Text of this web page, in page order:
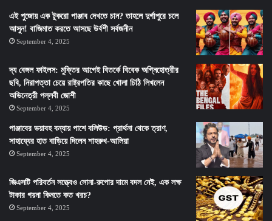
এই পুজোয় এক টুকরো পাঞ্জাব দেখতে চান? তাহলে দুর্গাপুরে চলে
আসুন! বাজিমাত করতে আসছে উর্বশী সর্বজনীন
September 4, 2025
দ্য বেঙ্গল ফাইলস: মুক্তির আগেই বিতর্কে বিবেক অগ্নিহোত্রীর
ছবি, নিরাপত্তা চেয়ে রাষ্ট্রপতির কাছে খোলা চিঠি লিখলেন
অভিনেত্রী পল্লবী জোশী
September 4, 2025
পাঞ্জাবের ভয়াবহ বন্যায় পাশে বলিউড: প্রার্থনা থেকে ত্রাণ,
সাহায্যের হাত বাড়িয়ে দিলেন শাহরুখ-আলিয়া
September 4, 2025
জিএসটি পরিবর্তন সত্ত্বেও সোনা-রুপোর দামে বদল নেই, এক লক্ষ
টাকার গয়না কিনতে কত খরচ?
September 4, 2025